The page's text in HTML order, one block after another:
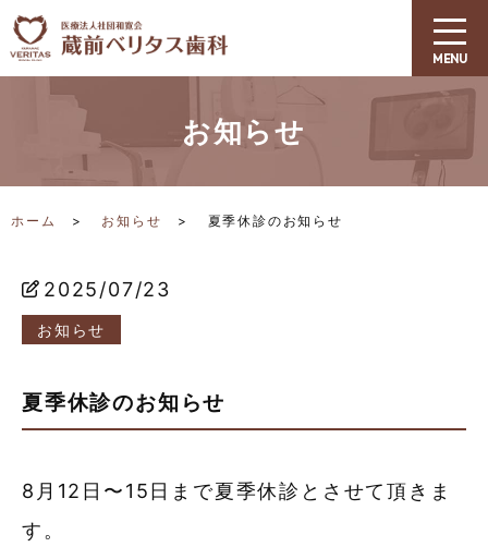
お知らせ
ホーム お知らせ 夏季休診のお知らせ
2025/07/23
お知らせ
夏季休診のお知らせ
8月12日〜15日まで夏季休診とさせて頂きま
す。